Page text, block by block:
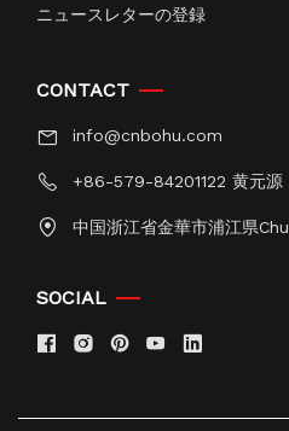
ニュースレターの登録
CONTACT
info@cnbohu.com
+86-579-84201122 黄元
中国浙江省金華市浦江県
SOCIAL